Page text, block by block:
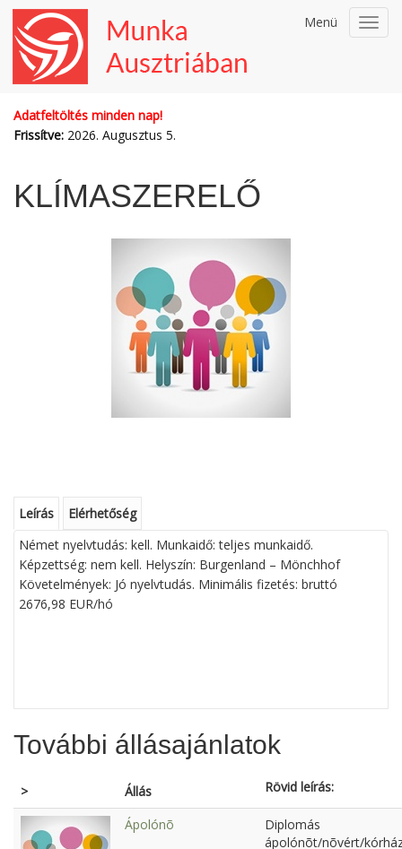
Menü
Adatfeltöltés minden nap!
Frissítve: 2026. Augusztus 5.
KLÍMASZERELŐ
Leírás
Elérhetőség
Német nyelvtudás: kell. Munkaidő: teljes munkaidő.
Képzettség: nem kell. Helyszín: Burgenland – Mönchhof
Követelmények: Jó nyelvtudás. Minimális fizetés: bruttó
2676,98 EUR/hó
További állásajánlatok
> Állás Rövid leírás:
Ápolónõ
Diplomás
ápolónõt/nõvért/